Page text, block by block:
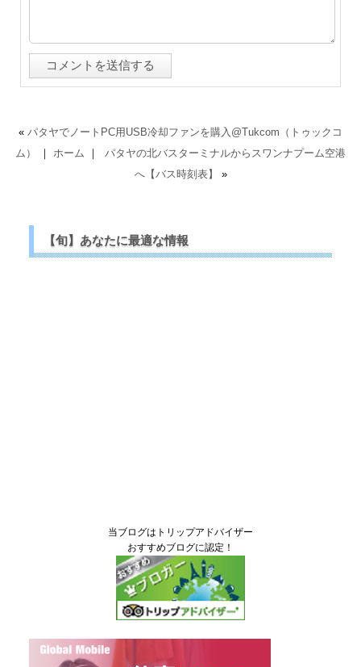
« パタヤでノートPC用USB冷却ファンを購入@Tukcom（トゥックコ
ム）
｜ ホーム ｜ パタヤの北バスターミナルからスワンナプーム空港
へ【バス時刻表】
»
【旬】あなたに最適な情報
当ブログはトリップアドバイザー
おすすめブログに認定！